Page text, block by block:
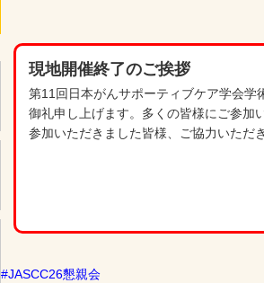
現地開催終了のご挨拶
第11回日本がんサポーティブケア学会学
御礼申し上げます。多くの皆様にご参加
参加いただきました皆様、ご協力いただ
#JASCC26懇親会